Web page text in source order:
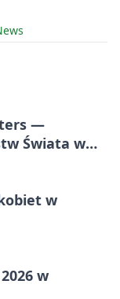
—
Świata w
w
w